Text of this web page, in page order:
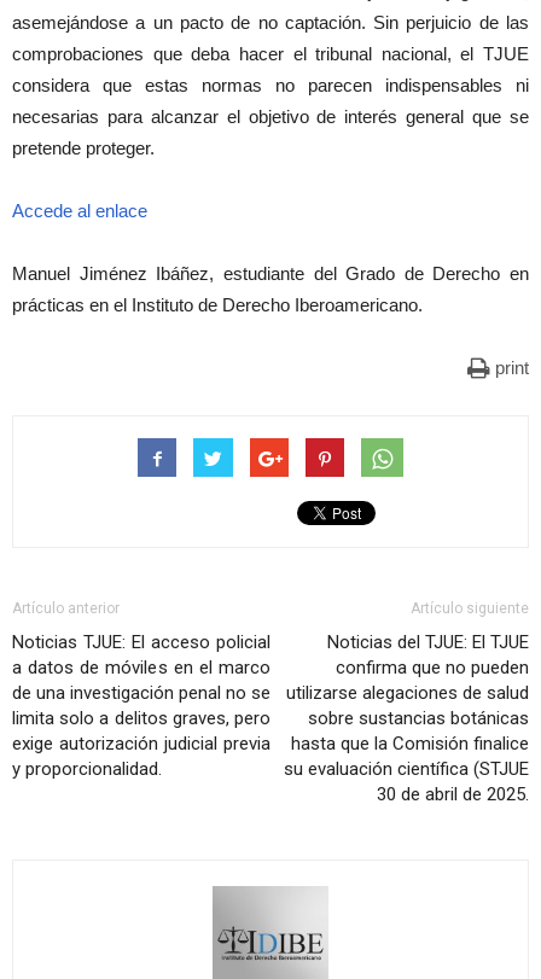
asemejándose a un pacto de no captación. Sin perjuicio de las
comprobaciones que deba hacer el tribunal nacional, el TJUE
considera que estas normas no parecen indispensables ni
necesarias para alcanzar el objetivo de interés general que se
pretende proteger.
Accede al enlace
Manuel Jiménez Ibáñez, estudiante del Grado de Derecho en
prácticas en el Instituto de Derecho Iberoamericano.
print
Artículo anterior
Noticias TJUE: El acceso policial
a datos de móviles en el marco
de una investigación penal no se
limita solo a delitos graves, pero
exige autorización judicial previa
y proporcionalidad.
Artículo siguiente
Noticias del TJUE: El TJUE
confirma que no pueden
utilizarse alegaciones de salud
sobre sustancias botánicas
hasta que la Comisión finalice
su evaluación científica (STJUE
30 de abril de 2025.